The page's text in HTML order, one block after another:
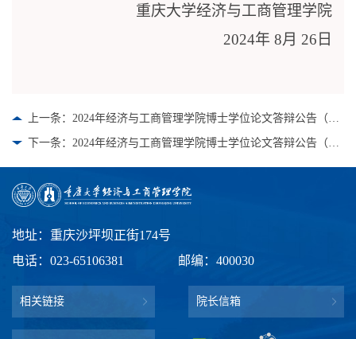
重庆大学经济与工商管理学院
2024年 8月 26 日
地址：重庆沙坪坝正街174号
电话：023-65106381
邮编：400030
相关链接 院长信箱